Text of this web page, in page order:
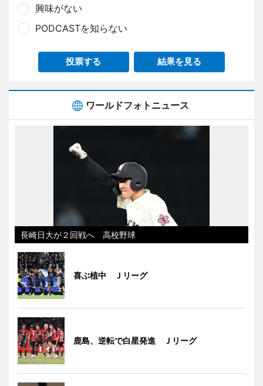
興味がない
PODCASTを知らない
投票する 結果を見る
ワールドフォトニュース
長崎日大が２回戦へ 高校野球
喜ぶ植中 Ｊリーグ
鹿島、逆転で白星発進 Ｊリーグ